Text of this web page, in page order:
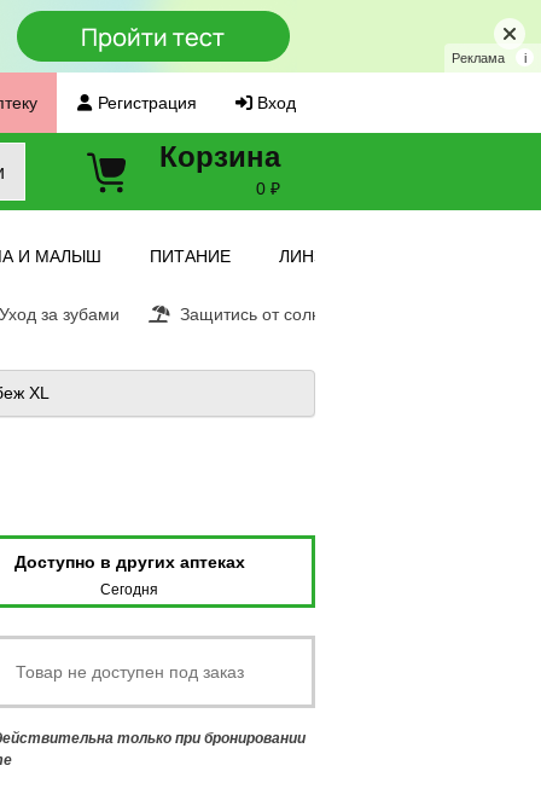
Реклама i
Регистрация Вход
Корзина
0 ₽
И МАЛЫШ ПИТАНИЕ ЛИНЗЫ
Уход за зубами Защитись от солнца
XL
Доступно в других аптеках
Сегодня
Товар не доступен под заказ
только при бронировании